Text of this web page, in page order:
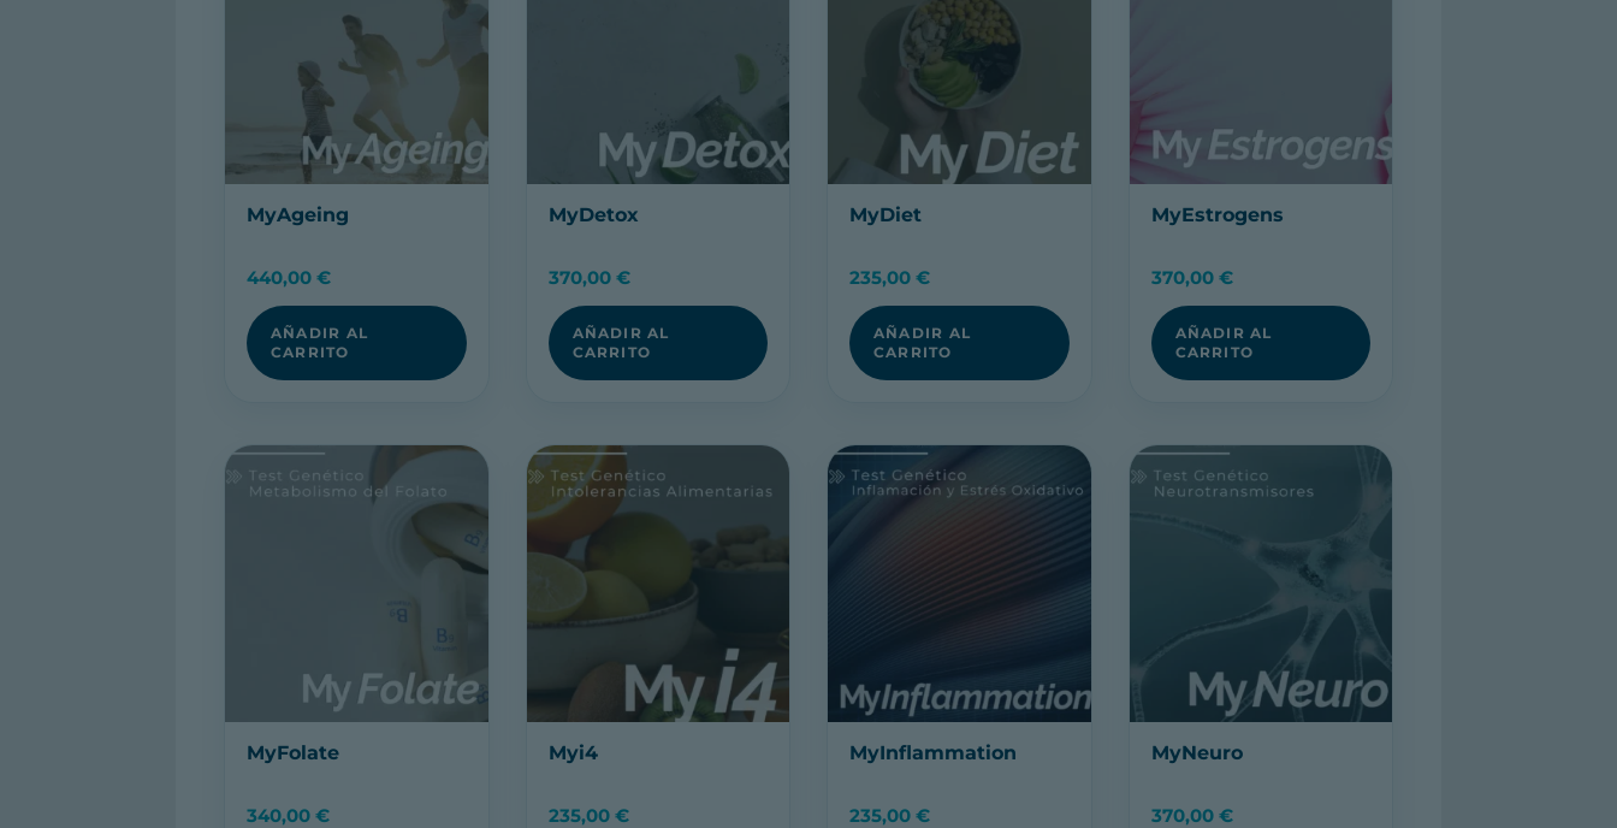
MyAgeing
440,00 €
AÑADIR AL
CARRITO
MyDetox
370,00 €
AÑADIR AL
CARRITO
MyDiet
235,00 €
AÑADIR AL
CARRITO
MyEstrogens
370,00 €
AÑADIR AL
CARRITO
MyFolate
340,00 €
Myi4
235,00 €
MyInflammation
235,00 €
MyNeuro
370,00 €